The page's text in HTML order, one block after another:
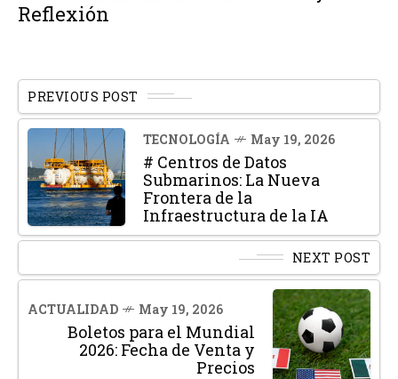
Reflexión
PREVIOUS POST
TECNOLOGÍA May 19, 2026
# Centros de Datos
Submarinos: La Nueva
Frontera de la
Infraestructura de la IA
NEXT POST
ACTUALIDAD May 19, 2026
Boletos para el Mundial
2026: Fecha de Venta y
Precios